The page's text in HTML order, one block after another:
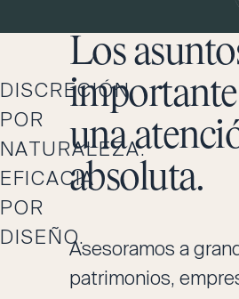
DISCRECIÓN
POR
NATURALEZA.
EFICACIA
POR
DISEÑO.
Los
una
absoluta.
Asesoramos a
patrimonios,